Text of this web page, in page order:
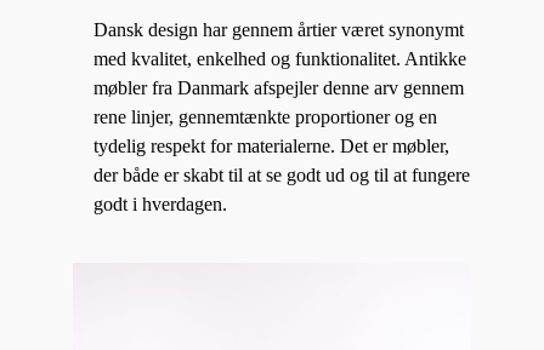
Dansk design har gennem årtier været synonymt
med kvalitet, enkelhed og funktionalitet. Antikke
møbler fra Danmark afspejler denne arv gennem
rene linjer, gennemtænkte proportioner og en
tydelig respekt for materialerne. Det er møbler,
der både er skabt til at se godt ud og til at fungere
godt i hverdagen.